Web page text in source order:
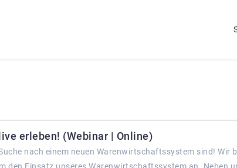
erleben! (Webinar | Online)
nach einem neuen Warenwirtschaftssystem sind! Wir
den Einsatz unseres Warenwirtschaftssystem an. Neben